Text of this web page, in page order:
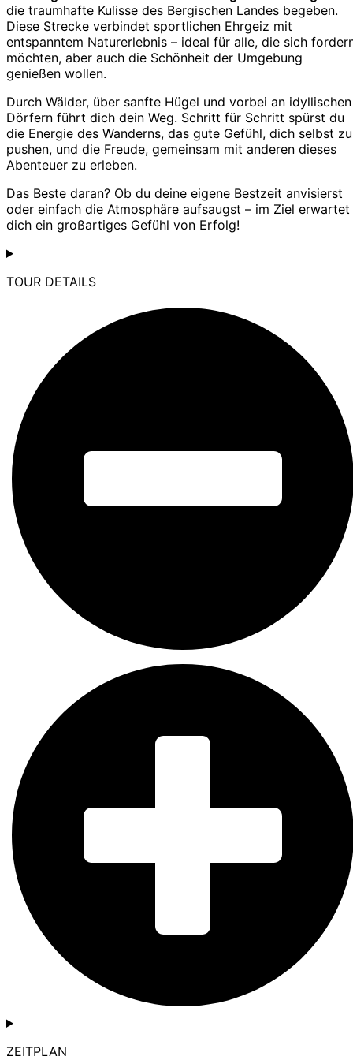
die traumhafte Kulisse des Bergischen Landes begeben.
Diese Strecke verbindet sportlichen Ehrgeiz mit
entspanntem Naturerlebnis – ideal für alle, die sich
möchten, aber auch die Schönheit der Umgebung
genießen wollen.
Durch Wälder, über sanfte Hügel und vorbei an idyllischen
Dörfern führt dich dein Weg. Schritt für Schritt spürst du
die Energie des Wanderns, das gute Gefühl, dich selbst zu
pushen, und die Freude, gemeinsam mit anderen dieses
Abenteuer zu erleben.
Das Beste daran? Ob du deine eigene Bestzeit anvisierst
oder einfach die Atmosphäre aufsaugst – im Ziel erwartet
dich ein großartiges Gefühl von Erfolg!
TOUR DETAILS
ZEITPLAN